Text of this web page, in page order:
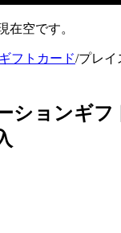
在空です。
フトカード/プレイ
ションギフ